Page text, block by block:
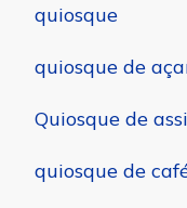
quiosque
quiosque de
Quiosque de
quiosque de